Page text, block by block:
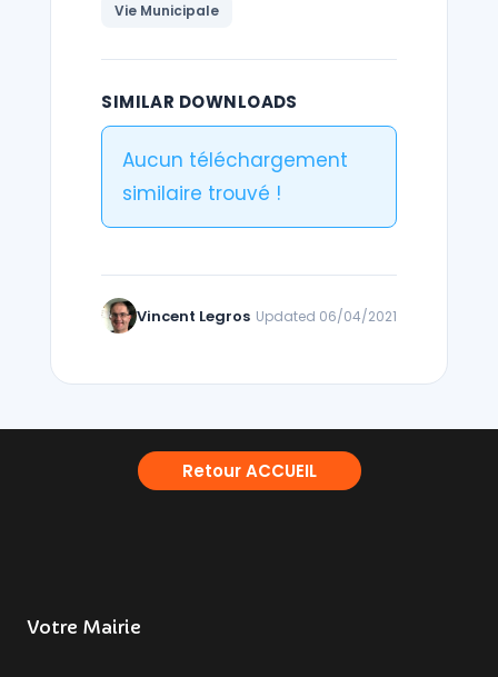
Vie Municipale
SIMILAR DOWNLOADS
Aucun téléchargement
similaire trouvé !
Vincent Legros Updated 06/04/2021
Retour ACCUEIL
Votre Mairie